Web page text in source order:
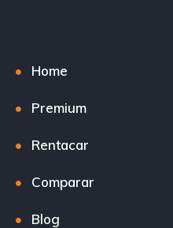
Home
Premium
Rentacar
Comparar
Blog